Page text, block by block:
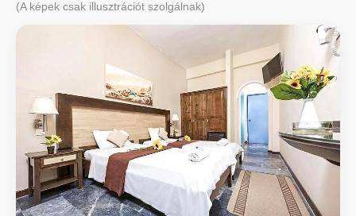
(A képek csak illusztrációt szolgálnak)